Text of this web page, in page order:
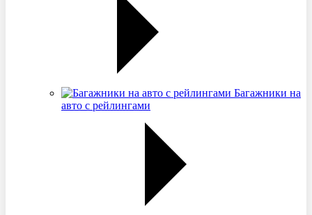
Багажники на
авто с рейлингами